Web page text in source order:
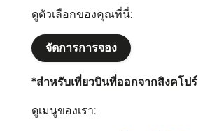
ดูตัวเลือกของคุณที่นี่:
จัดการการจอง
*สำหรับเที่ยวบินที่ออกจากสิงคโปร์
ดูเมนูของเรา: